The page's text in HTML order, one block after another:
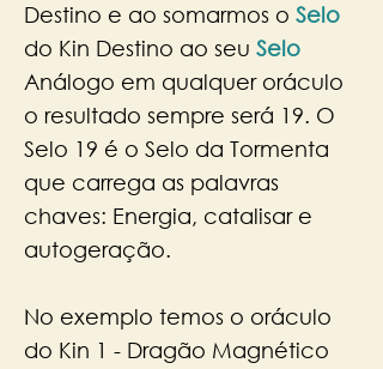
Destino e ao somarmos o Selo
do Kin Destino ao seu Selo
Análogo em qualquer oráculo
o resultado sempre será 19. O
Selo 19 é o Selo da Tormenta
que carrega as palavras
chaves: Energia, catalisar e
autogeração.
No exemplo temos o oráculo
do Kin 1 - Dragão Magnético